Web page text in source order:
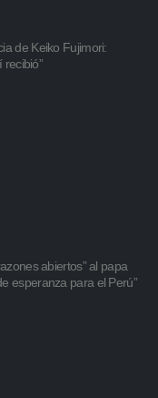
de Keiko Fujimori:
recibió”
abiertos” al papa
esperanza para el Perú”